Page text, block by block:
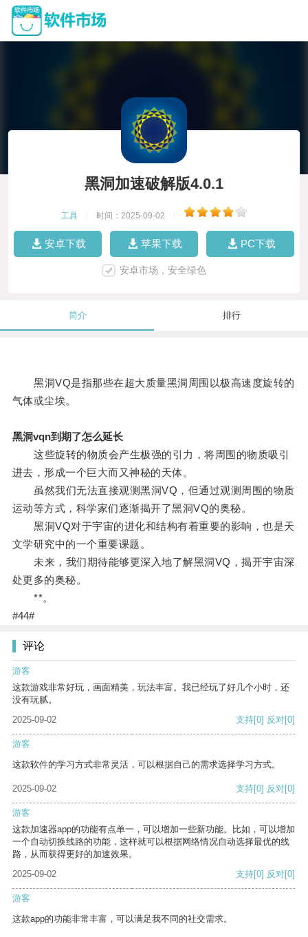
黑洞加速破解版4.0.1
工具 时间：2025-09-02
安卓下载 苹果下载 PC下载
安卓市场，安全绿色
简介 排行
黑洞VQ是指那些在超大质量黑洞周围以极高速度旋转的
气体或尘埃。
黑洞vqn到期了怎么延长
这些旋转的物质会产生极强的引力，将周围的物质吸引
进去，形成一个巨大而又神秘的天体。
虽然我们无法直接观测黑洞VQ，但通过观测周围的物质
运动等方式，科学家们逐渐揭开了黑洞VQ的奥秘。
黑洞VQ对于宇宙的进化和结构有着重要的影响，也是天
文学研究中的一个重要课题。
未来，我们期待能够更深入地了解黑洞VQ，揭开宇宙深
处更多的奥秘。
**。
#44#
评论
游客
这款游戏非常好玩，画面精美，玩法丰富。我已经玩了好几个小时，还
没有玩腻。
2025-09-02
支持[0] 反对[0]
游客
这款软件的学习方式非常灵活，可以根据自己的需求选择学习方式。
2025-09-02 支持[0] 反对[0]
游客
这款加速器app的功能有点单一，可以增加一些新功能。比如，可以增加
一个自动切换线路的功能，这样就可以根据网络情况自动选择最优的线
路，从而获得更好的加速效果。
2025-09-02
支持[0] 反对[0]
游客
这款app的功能非常丰富，可以满足我不同的社交需求。